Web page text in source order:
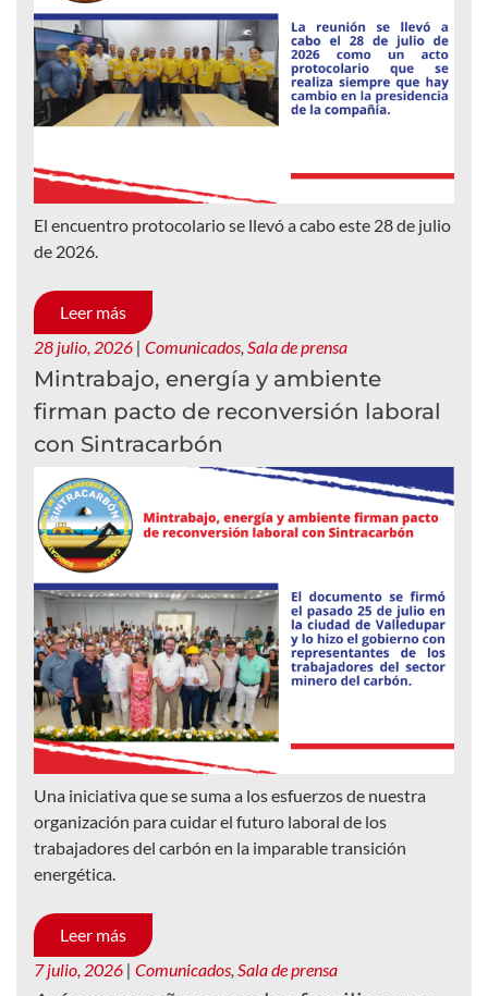
El encuentro protocolario se llevó a cabo este 28 de julio
de 2026.
Leer más
28 julio, 2026 | Comunicados, Sala de prensa
Mintrabajo, energía y ambiente
firman pacto de reconversión laboral
con Sintracarbón
Una iniciativa que se suma a los esfuerzos de nuestra
organización para cuidar el futuro laboral de los
trabajadores del carbón en la imparable transición
energética.
Leer más
7 julio, 2026 | Comunicados, Sala de prensa